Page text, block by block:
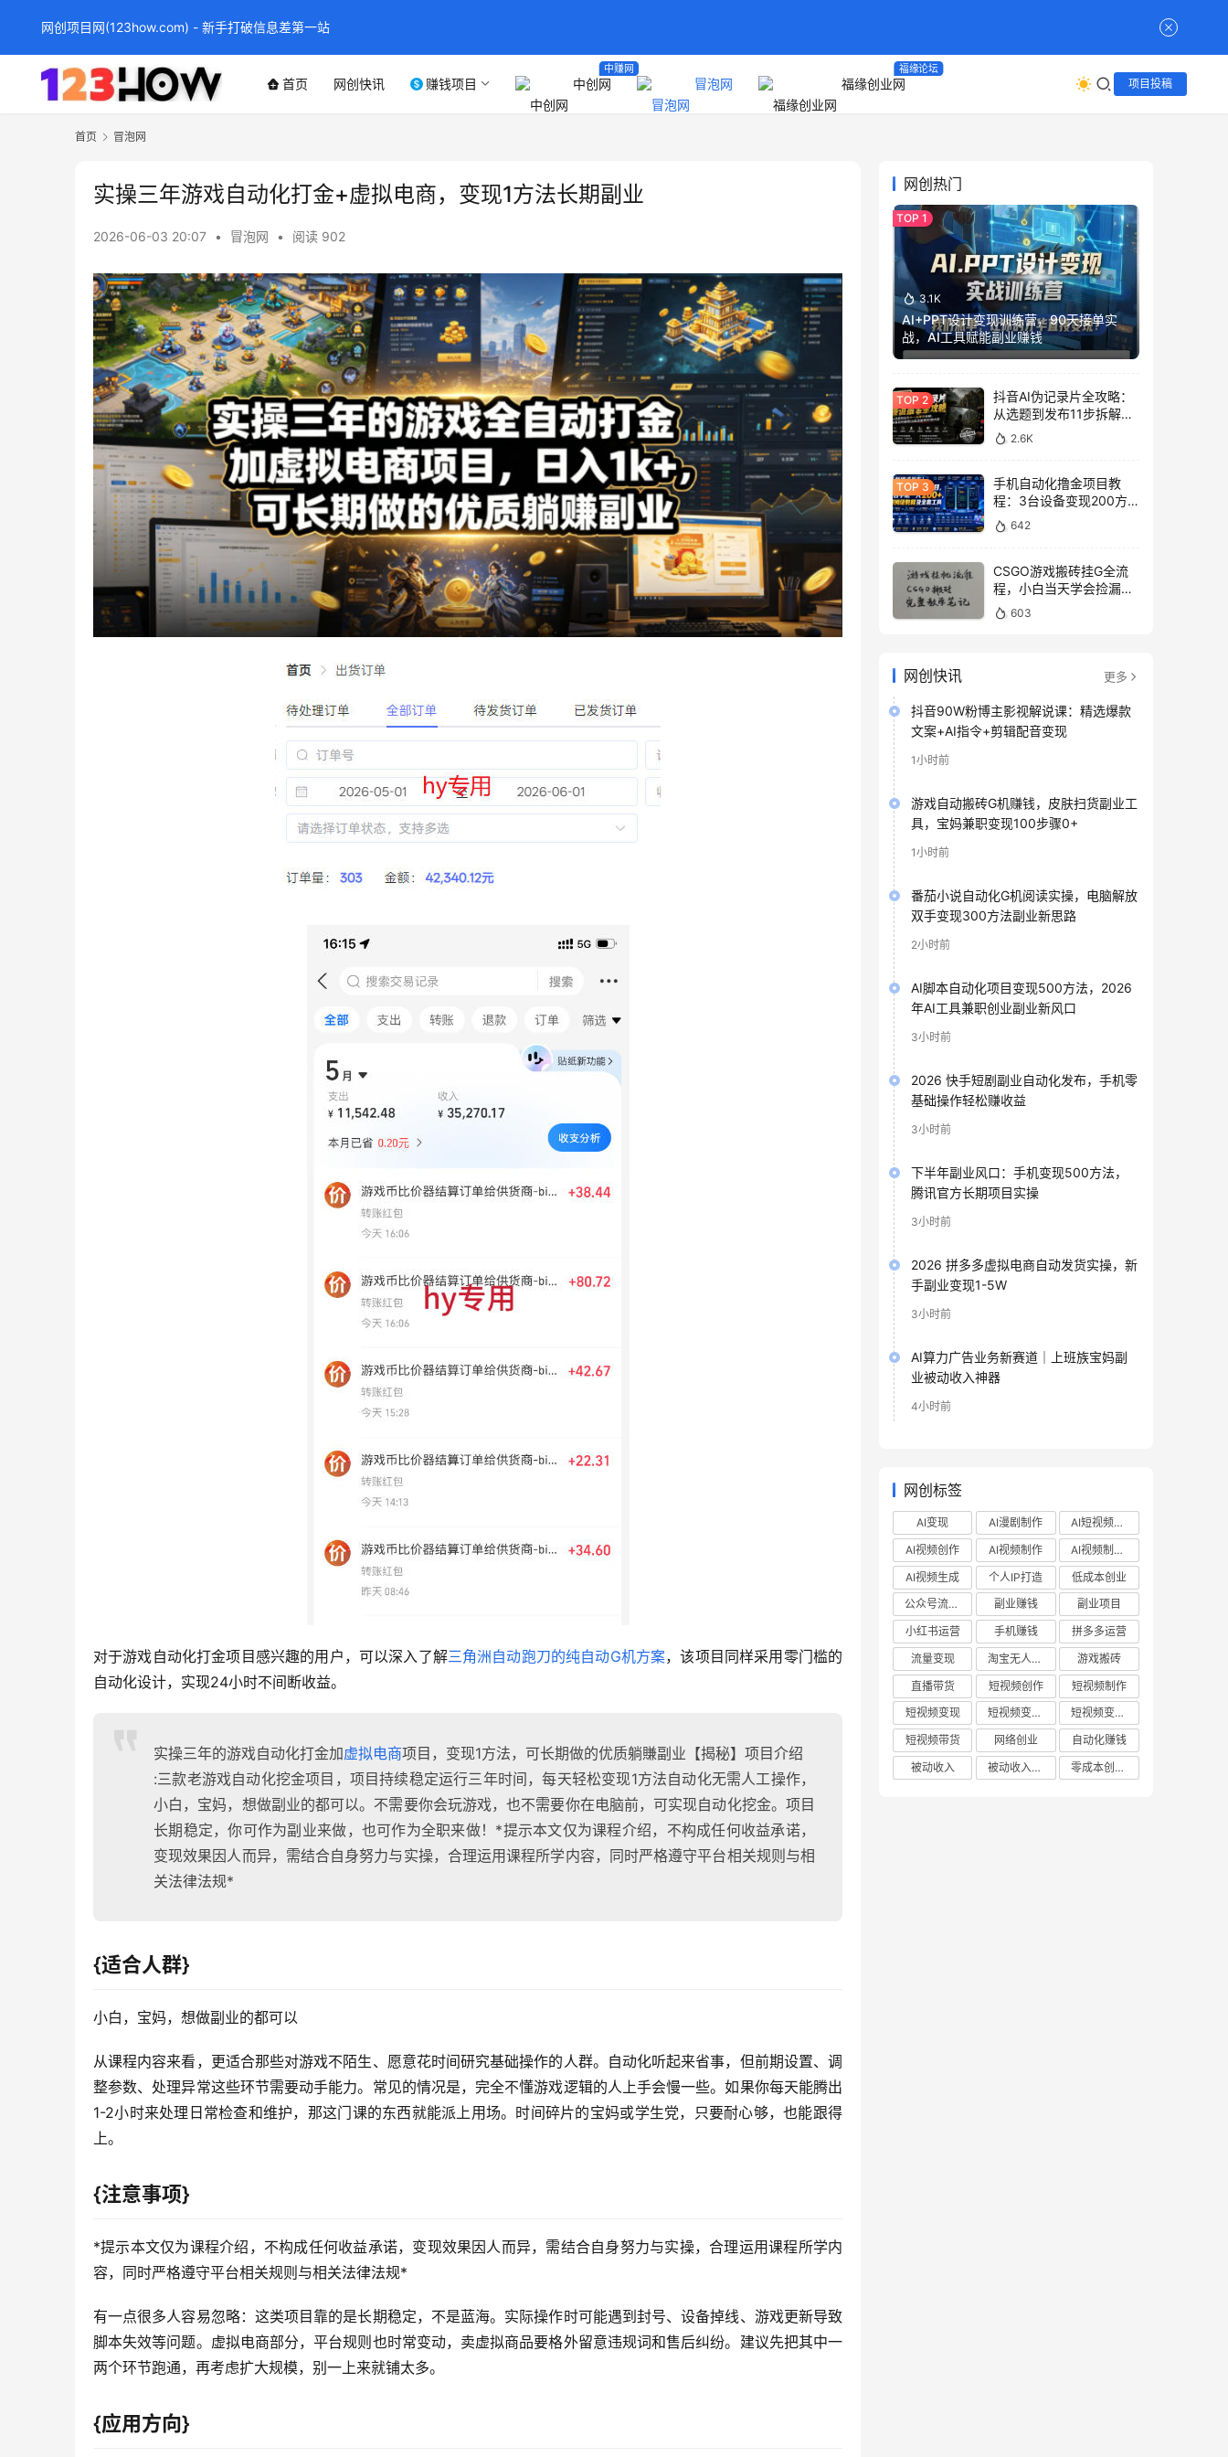
首页 网创快讯 赚钱项目 中创网
中赚网
冒泡网 福缘创业网
福缘论坛
项目投稿
首页 冒泡网
实操三年游戏自动化打金+虚拟电商，变现1方法长期副业
2026-06-03 20:07 • 冒泡网 • 阅读 902
对于游戏自动化打金项目感兴趣的用户，可以深入了解三角洲自动跑刀的纯自动G机方案，该项目同样采用零门槛的
自动化设计，实现24小时不间断收益。
实操三年的游戏自动化打金加虚拟电商项目，变现1方法，可长期做的优质躺賺副业【揭秘】项目介绍
:三款老游戏自动化挖金项目，项目持续稳定运行三年时间，每天轻松变现1方法自动化无需人工操作，
小白，宝妈，想做副业的都可以。不需要你会玩游戏，也不需要你在电脑前，可实现自动化挖金。项目
长期稳定，你可作为副业来做，也可作为全职来做！*提示本文仅为课程介绍，不构成任何收益承诺，
变现效果因人而异，需结合自身努力与实操，合理运用课程所学内容，同时严格遵守平台相关规则与相
关法律法规*
{适合人群}
小白，宝妈，想做副业的都可以
从课程内容来看，更适合那些对游戏不陌生、愿意花时间研究基础操作的人群。自动化听起来省事，但前期设置、调
整参数、处理异常这些环节需要动手能力。常见的情况是，完全不懂游戏逻辑的人上手会慢一些。如果你每天能腾出
1-2小时来处理日常检查和维护，那这门课的东西就能派上用场。时间碎片的宝妈或学生党，只要耐心够，也能跟得
上。
{注意事项}
*提示本文仅为课程介绍，不构成任何收益承诺，变现效果因人而异，需结合自身努力与实操，合理运用课程所学内
容，同时严格遵守平台相关规则与相关法律法规*
有一点很多人容易忽略：这类项目靠的是长期稳定，不是蓝海。实际操作时可能遇到封号、设备掉线、游戏更新导致
脚本失效等问题。虚拟电商部分，平台规则也时常变动，卖虚拟商品要格外留意违规词和售后纠纷。建议先把其中一
两个环节跑通，再考虑扩大规模，别一上来就铺太多。
{应用方向}
网创热门
3.1K
AI+PPT设计变现训练营，90天接单实
战，AI工具赋能副业赚钱
抖音AI伪记录片全攻略：
从选题到发布11步拆解，
零基础做出高流量真实感
内容
2.6K
手机自动化撸金项目教
程：3台设备变现200方
法，零门槛脚本工具与平
台玩法
642
CSGO游戏搬砖挂G全流
程，小白当天学会捡漏见
收益603
网创快讯 更多
抖音90W粉博主影视解说课：精选爆款
文案+AI指令+剪辑配音变现
1小时前
游戏自动搬砖G机赚钱，皮肤扫货副业工
具，宝妈兼职变现100步骤0+
1小时前
番茄小说自动化G机阅读实操，电脑解放
双手变现300方法副业新思路
2小时前
AI脚本自动化项目变现500方法，2026
年AI工具兼职创业副业新风口
3小时前
2026 快手短剧副业自动化发布，手机零
基础操作轻松赚收益
3小时前
下半年副业风口：手机变现500方法，
腾讯官方长期项目实操
3小时前
2026 拼多多虚拟电商自动发货实操，新
手副业变现1-5W
3小时前
AI算力广告业务新赛道｜上班族宝妈副
业被动收入神器
4小时前
网创标签
AI变现 AI漫剧制作
AI短视频制作
AI视频创作
AI视频制作
AI视频制作教程
AI视频生成
个人IP打造
低成本创业
公众号流量主
副业赚钱
副业项目
小红书运营
手机赚钱
拼多多运营
流量变现
淘宝无人直播
游戏搬砖
直播带货
短视频创作
短视频制作
短视频变现
短视频变现技巧
短视频变现方法
短视频带货
网络创业
自动化赚钱
被动收入
被动收入项目 零成本创业项目
网创项目网(123how.com) - 新手打破信息差第一站